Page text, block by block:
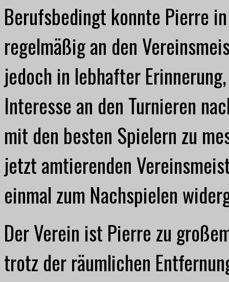
Berufsbedingt konnte Pierre
regelmäßig an den
jedoch in lebhafter
Interesse an den Turnieren
mit den besten Spielern zu
jetzt amtierenden
einmal zum Nachspielen
Der Verein ist Pierre zu
trotz der räumlichen